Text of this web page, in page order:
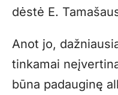
dėstė E.
Anot jo,
tinkamai
būna padauginę